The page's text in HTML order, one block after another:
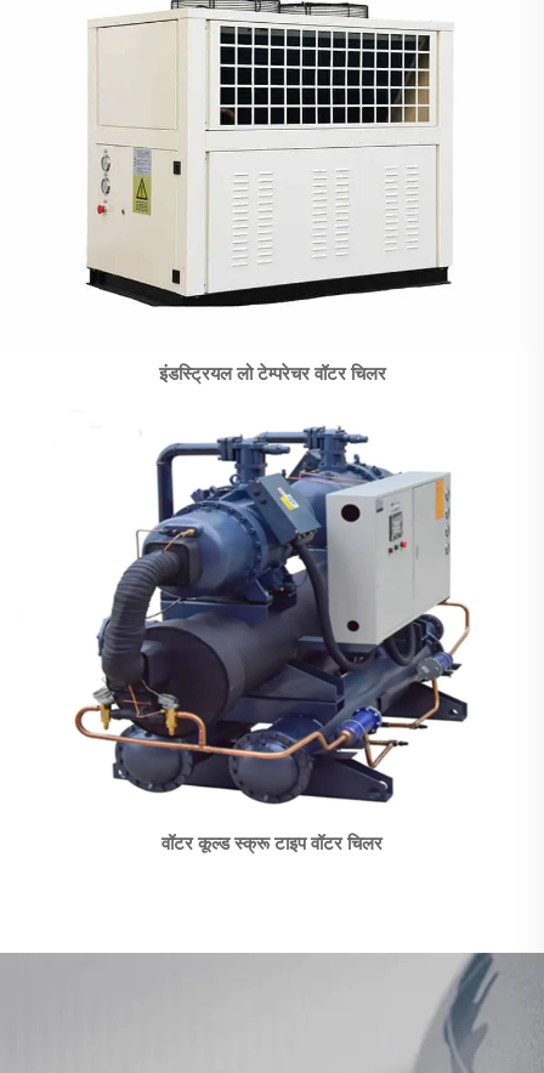
इंडस्ट्रियल लो टेम्परेचर वॉटर चिलर
वॉटर कूल्ड स्क्रू टाइप वॉटर चिलर